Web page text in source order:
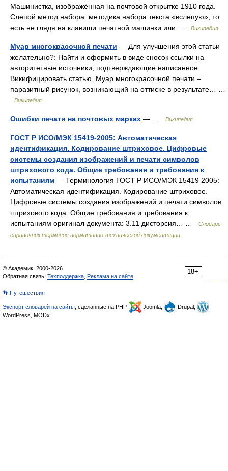
Машинистка, изображённая на почтовой открытке 1910 года.
Слепой метод набора методика набора текста «вслепую», то
есть не глядя на клавиши печатной машинки или …
Википедия
Муар многокрасочной печати — Для улучшения этой статьи
желательно?: Найти и оформить в виде сносок ссылки на
авторитетные источники, подтверждающие написанное.
Викифицировать статью. Муар многокрасочной печати –
паразитный рисунок, возникающий на оттиске в результате… …
Википедия
Ошибки печати на почтовых марках — … Википедия
ГОСТ Р ИСО/МЭК 15419-2005: Автоматическая
идентификация. Кодирование штриховое. Цифровые
системы создания изображений и печати символов
штрихового кода. Общие требования и требования к
испытаниям — Терминология ГОСТ Р ИСО/МЭК 15419 2005:
Автоматическая идентификация. Кодирование штриховое.
Цифровые системы создания изображений и печати символов
штрихового кода. Общие требования и требования к
испытаниям оригинал документа: 3.11 дисторсия… …
Словарь-
справочник терминов нормативно-технической документации
18+
© Академик, 2000-2026
Обратная связь: Техподдержка Реклама на сайте
👣 Путешествия
Экспорт словарей на сайты , сделанные на PHP, Joomla,
Drupal,
WordPress, MODx.